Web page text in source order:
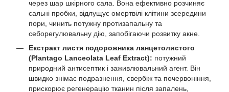
через шар шкірного сала. Вона ефективно розчиняє
сальні пробки, відлущує омертвілі клітини зсередини
пори, чинить потужну протизапальну та
себорегулювальну дію, запобігаючи розвитку акне.
Екстракт листя подорожника ланцетолистого
(Plantago Lanceolata Leaf Extract): потужний
природний антисептик і заживлювальний агент. Він
швидко знімає подразнення, свербіж та почервоніння,
прискорює регенерацію тканин після запалень,